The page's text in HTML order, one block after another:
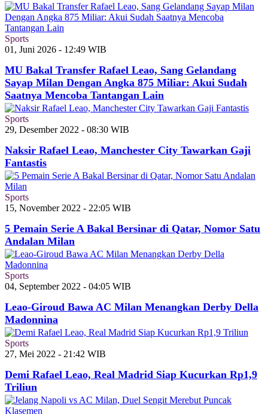
Sports
01, Juni 2026 - 12:49 WIB
MU Bakal Transfer Rafael Leao, Sang Gelandang
Sayap Milan Dengan Angka 875 Miliar: Akui Sudah
Saatnya Mencoba Tantangan Lain
Sports
29, Desember 2022 - 08:30 WIB
Naksir Rafael Leao, Manchester City Tawarkan Gaji
Fantastis
Sports
15, November 2022 - 22:05 WIB
5 Pemain Serie A Bakal Bersinar di Qatar, Nomor Satu
Andalan Milan
Sports
04, September 2022 - 04:05 WIB
Leao-Giroud Bawa AC Milan Menangkan Derby Della
Madonnina
Sports
27, Mei 2022 - 21:42 WIB
Demi Rafael Leao, Real Madrid Siap Kucurkan Rp1,9
Triliun